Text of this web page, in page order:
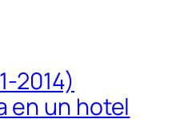
2014)
en un hotel